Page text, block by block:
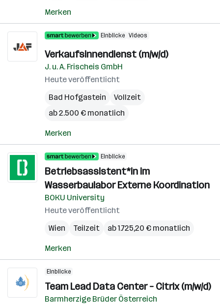
Merken
Einblicke Videos
Verkaufsinnendienst (m/w/d)
J. u. A. Frischeis GmbH
Heute veröffentlicht
Bad Hofgastein
Vollzeit
ab 2.500 € monatlich
Merken
Einblicke
Betriebsassistent*in im
Wasserbaulabor Externe Koordination
BOKU University
Heute veröffentlicht
Wien
Teilzeit ab 1.725,20 € monatlich
Merken
Einblicke
Team Lead Data Center – Citrix (m/w/d)
Barmherzige Brüder Österreich